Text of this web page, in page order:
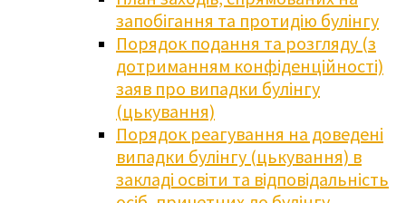
запобігання та протидію булінгу
Порядок подання та розгляду (з
дотриманням конфіденційності)
заяв про випадки булінгу
(цькування)
Порядок реагування на доведені
випадки булінгу (цькування) в
закладі освіти та відповідальність